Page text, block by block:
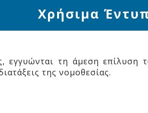
Χρήσιμα
εγγυώνται τη άμεση
της νομοθεσίας.